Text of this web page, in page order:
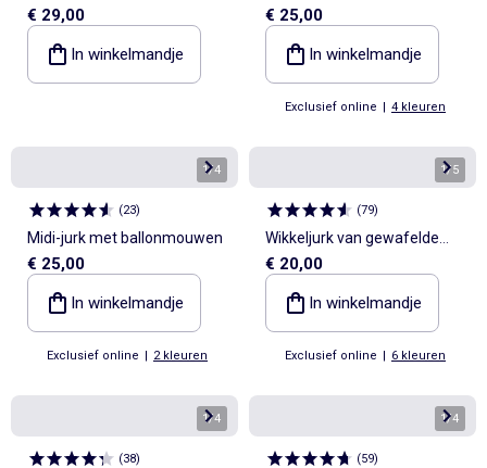
korte mouwen
€ 29,00
In winkelmandje
aan de voorkant
€ 25,00
In winkelmandje
Exclusief online | 4 kleuren
1/4
(23)
Midi-jurk met ballonmouwen
€ 25,00
In winkelmandje
Exclusief online | 2 kleuren
1/5
(79)
Wikkeljurk van gewafelde
stof
€ 20,00
In winkelmandje
Exclusief online | 6 kleuren
1/4
(38)
1/4
(59)